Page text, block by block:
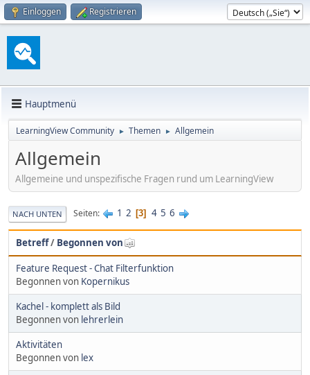
Einloggen Registrieren
Hauptmenü
LearningView Community ► Themen ► Allgemein
Allgemein
Allgemeine und unspezifische Fragen rund um LearningView
NACH UNTEN Seiten 1 2 3 4 5 6
Betreff/ Begonnen von
Feature Request - Chat Filterfunktion
Begonnen von Kopernikus
Kachel - komplett als Bild
Begonnen von lehrerlein
Aktivitäten
Begonnen von lex